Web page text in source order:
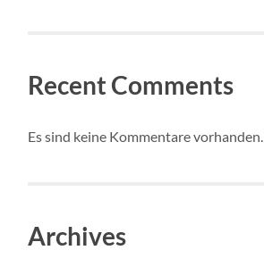
Recent Comments
Es sind keine Kommentare vorhanden.
Archives